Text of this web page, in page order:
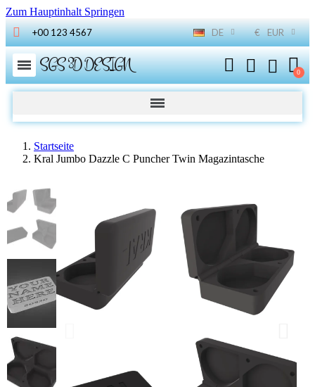
Zum Hauptinhalt Springen
+00 123 4567 DE € EUR
SGS 3D DESIGN
Startseite
Kral Jumbo Dazzle C Puncher Twin Magazintasche